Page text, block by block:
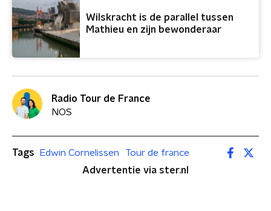
Wilskracht is de parallel tussen
Mathieu en zijn bewonderaar
Radio Tour de France
NOS
Tags Edwin Cornelissen
Tour de france
Advertentie via ster.nl